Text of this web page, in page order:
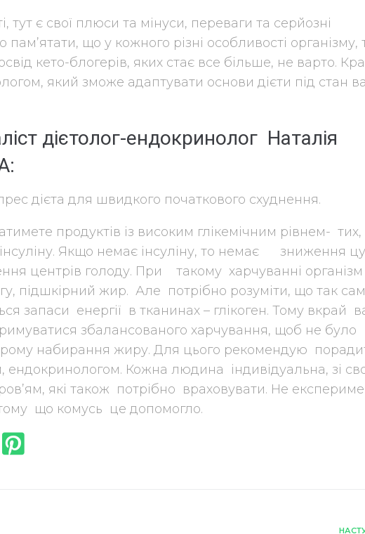
тут є свої плюси та мінуси, переваги та серйозні
що у кожного різні особливості організму,
кето-блогерів, яких стає все більше, не варто.
який зможе адаптувати основи дієти під стан
дієтолог-ендокринолог Наталія
дієта для швидкого початкового схуднення.
продуктів із високим глікемічним рівнем-
Якщо немає інсуліну, то немає зниження
центрів голоду. При такому харчуванні організм
підшкірний жир. Але потрібно розуміти, що так
запаси енергії в тканинах – глікоген. Тому вкрай
збалансованого харчування, щоб не було
набирання жиру. Для цього рекомендую
ендокринологом. Кожна людина індивідуальна, зі
які також потрібно враховувати. Не
що комусь це допомогло.